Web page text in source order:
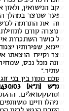
הנישואין, ולאזן
שנוצר במהלך
את התרומה לכושר
קודם לתחילת
כושר השתכרות אין
שפירותיו
וקיים. הוצאתו אל
מכל נכס, שמחירו
ממון בין בני זוג
(ת”א) 1430/03
ההסכם
חיים משותפים.